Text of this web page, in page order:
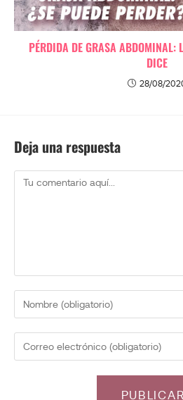
PÉRDIDA DE GRASA ABDOMINAL:
DICE
28/08/
Deja una respuesta